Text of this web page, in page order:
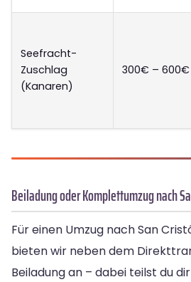
Seefracht-
Zuschlag
(Kanaren)
300€ – 600€
Beiladung oder Komplettumzug nach
Für einen Umzug nach San
bieten wir neben dem
Beiladung an – dabei teilst du